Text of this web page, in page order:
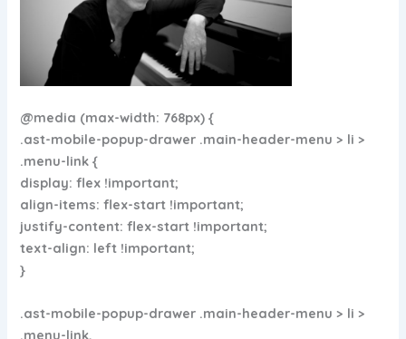
@media (max-width: 768px) {
.ast-mobile-popup-drawer .main-header-menu > li >
.menu-link {
display: flex !important;
align-items: flex-start !important;
justify-content: flex-start !important;
text-align: left !important;
}
.ast-mobile-popup-drawer .main-header-menu > li >
.menu-link,